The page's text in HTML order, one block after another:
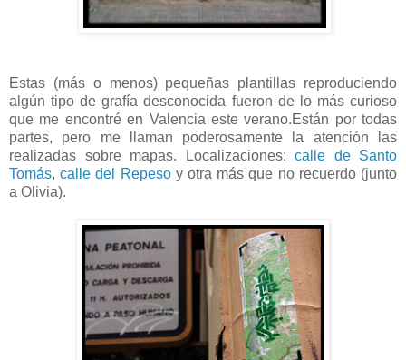
Estas (más o menos) pequeñas plantillas reproduciendo
algún tipo de grafía desconocida fueron de lo más curioso
que me encontré en Valencia este verano.Están por todas
partes, pero me llaman poderosamente la atención las
realizadas sobre mapas. Localizaciones: calle de Santo
Tomás,calle del Repesoy otra más que no recuerdo (junto
a Olivia).